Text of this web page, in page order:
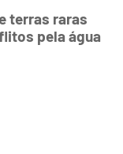
terras raras
pela água